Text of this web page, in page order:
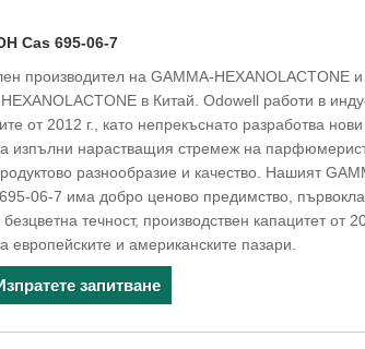
Cas 695-06-7
производител на GAMMA-HEXANOLACTONE и
в Китай. Odowell работи в
от 2012 г., като непрекъснато разработва
изпълни нарастващия стремеж на
разнообразие и качество. Нашият
06-7 има добро ценово предимство,
течност, производствен капацитет от
европейските и американските пазари.
запитване